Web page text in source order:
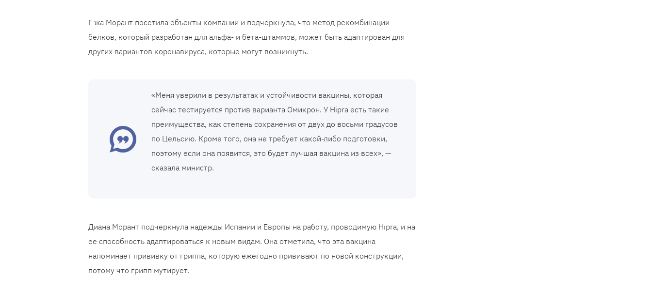
Г-жа Морант посетила объекты компании и подчеркнула, что метод рекомбинации
белков, который разработан для альфа- и бета-штаммов, может быть адаптирован для
других вариантов коронавируса, которые могут возникнуть.
«Меня уверили в результатах и ​​устойчивости вакцины, которая
сейчас тестируется против варианта Омикрон. У Hipra есть такие
преимущества, как степень сохранения от двух до восьми градусов
по Цельсию. Кроме того, она не требует какой-либо подготовки,
поэтому если она появится, это будет лучшая вакцина из всех», —
сказала министр.
Диана Морант подчеркнула надежды Испании и Европы на работу, проводимую Hipra, и на
ее способность адаптироваться к новым видам. Она отметила, что эта вакцина
напоминает прививку от гриппа, которую ежегодно прививают по новой конструкции,
потому что грипп мутирует.